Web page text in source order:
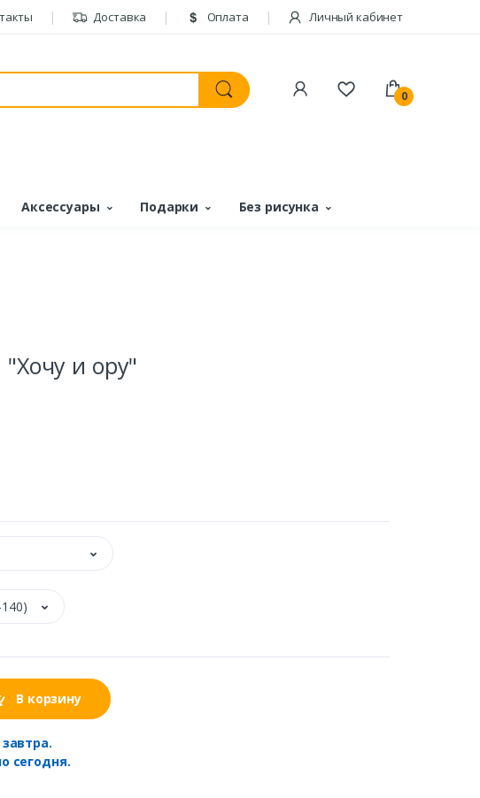
Доставка Оплата Личный кабинет
0
Аксессуары Подарки Без рисунка
"Хочу и ору"
В корзину
сегодня.